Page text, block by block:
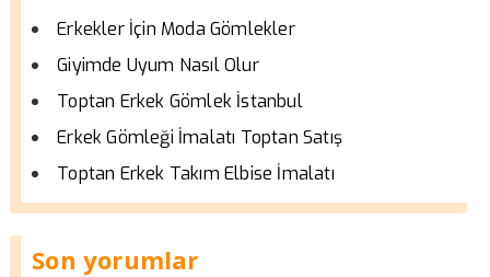
Erkekler İçin Moda Gömlekler
Giyimde Uyum Nasıl Olur
Toptan Erkek Gömlek İstanbul
Erkek Gömleği İmalatı Toptan Satış
Toptan Erkek Takım Elbise İmalatı
Son yorumlar